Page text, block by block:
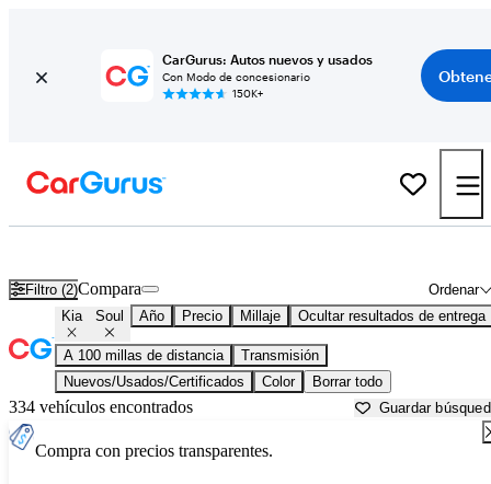
CarGurus: Autos nuevos y usados
Con Modo de concesionario
150K+
Filtro (2) Ordenar
Compara
Kia Soul Año Precio Millaje Ocultar resultados de entrega
A 100 millas de distancia
Transmisión
Nuevos/Usados/Certificados
Color Borrar todo
334 vehículos encontrados Guardar
Compra con precios transparentes.